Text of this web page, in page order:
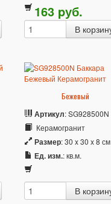
163 pуб.
Бежевый
Артикул: SG928500N
Керамогранит
Размер: 30 x 30 x 8 см
Ед. изм.: кв.м.